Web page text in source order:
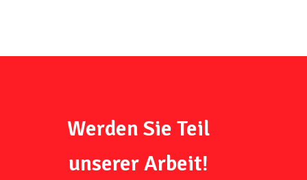
Werden Sie Teil
unserer Arbeit!